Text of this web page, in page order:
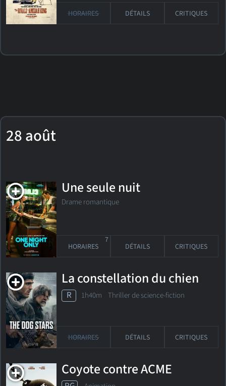
HORAIRES DÉTAILS CRITIQUES
28 août
Une seule nuit
Drame romantique
HORAIRES
7
DÉTAILS CRITIQUES
La constellation du chien
R 1h40m Thriller de science-fiction
HORAIRES DÉTAILS CRITIQUES
Coyote contre ACME